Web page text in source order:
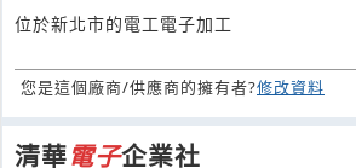
位於新北市的電工電子加工
您是這個廠商/供應商的擁有者?修改資料
清華電子企業社